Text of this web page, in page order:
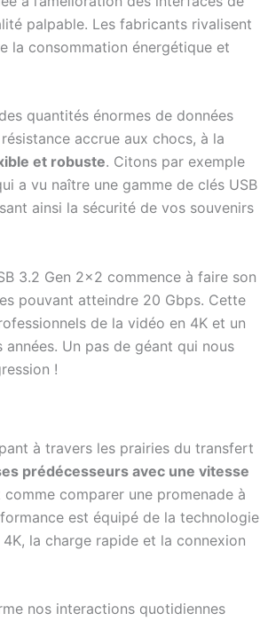
palpable. Les fabricants rivalisent
la consommation énergétique et
quantités énormes de données
accrue aux chocs, à la
et robuste. Citons par exemple
a vu naître une gamme de clés USB
ainsi la sécurité de vos souvenirs
3.2 Gen 2×2 commence à faire son
pouvant atteindre 20 Gbps. Cette
de la vidéo en 4K et un
Un pas de géant qui nous
!
à travers les prairies du transfert
prédécesseurs avec une vitesse
comme comparer une promenade à
est équipé de la technologie
la charge rapide et la connexion
nos interactions quotidiennes